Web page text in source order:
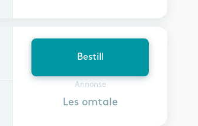
Bestill
Annonse
Les omtale